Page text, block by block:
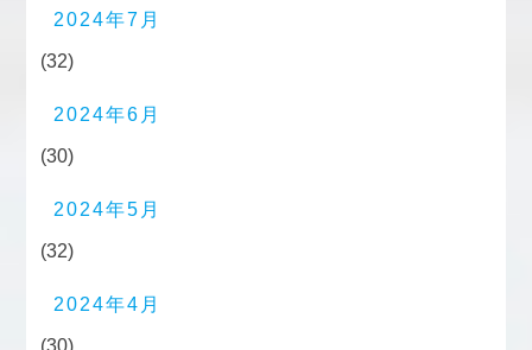
2024年7月
(32)
2024年6月
(30)
2024年5月
(32)
2024年4月
(30)